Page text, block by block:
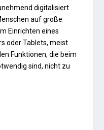
digitalisiert
auf große
Einrichten eines
oder Tablets, meist
Funktionen, die beim
sind, nicht zu